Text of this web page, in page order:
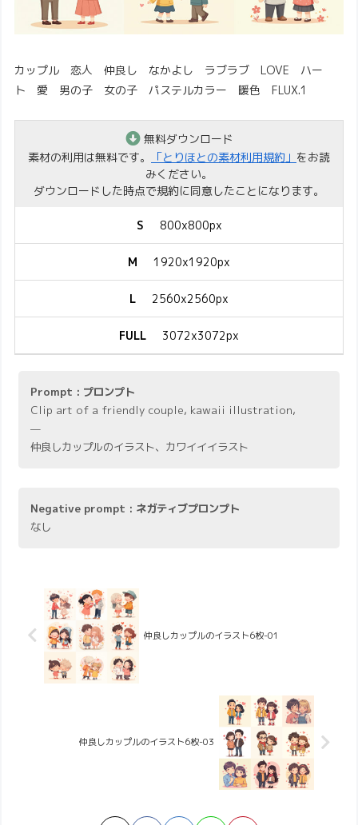
カップル 恋人 仲良し なかよし ラブラブ LOVE ハー
ト 愛 男の子 女の子 パステルカラー 暖色 FLUX.1
無料ダウンロード
素材の利用は無料です。
「とりほとの素材利用規約」 をお読
みください。
ダウンロードした時点で規約に同意したことになります。
S 800x800px
M 1920x1920px
L 2560x2560px
FULL 3072x3072px
Prompt : プロンプト
Clip art of a friendly couple, kawaii illustration,
—
仲良しカップルのイラスト、カワイイイラスト
Negative prompt : ネガティブプロンプト
なし
仲良しカップルのイラスト6枚-01
仲良しカップルのイラスト6枚-03